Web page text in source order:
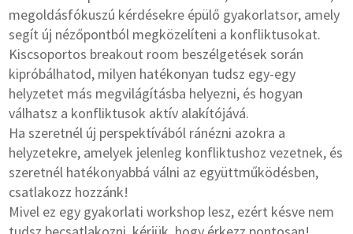
megoldásfókuszú kérdésekre épülő gyakorlatsor, amely
segít új nézőpontból megközelíteni a konfliktusokat.
Kiscsoportos breakout room beszélgetések során
kipróbálhatod, milyen hatékonyan tudsz egy-egy
helyzetet más megvilágításba helyezni, és hogyan
válhatsz a konfliktusok aktív alakítójává.
Ha szeretnél új perspektívából ránézni azokra a
helyzetekre, amelyek jelenleg konfliktushoz vezetnek, és
szeretnél hatékonyabbá válni az együttműködésben,
csatlakozz hozzánk!
Mivel ez egy gyakorlati workshop lesz, ezért késve nem